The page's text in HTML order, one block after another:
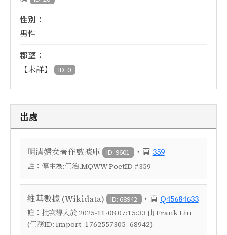
性別：
男性
郡望：
【未詳】 ID: 0
出處
明清婦女著作數據庫 ID: 9601 ，頁 359
註： 傳主為:任治.MQWW PoetID #359
維基數據 (Wikidata) ID: 68942 ，頁 Q45684633
註： 批次導入於 2025-11-08 07:15:33 由 Frank Lin
(任務ID: import_1762557305_68942)